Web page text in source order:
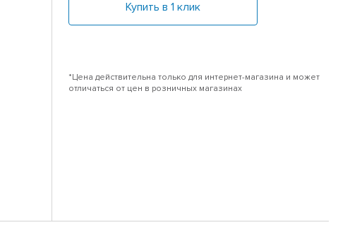
Купить в 1 клик
*Цена действительна только для интернет-магазина и может
отличаться от цен в розничных магазинах